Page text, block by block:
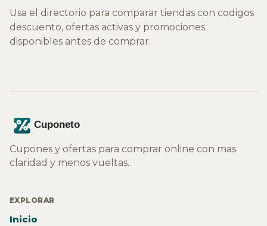
Usa el directorio para comparar tiendas con codigos
descuento, ofertas activas y promociones
disponibles antes de comprar.
Cupones y ofertas para comprar online con mas
claridad y menos vueltas.
EXPLORAR
Inicio